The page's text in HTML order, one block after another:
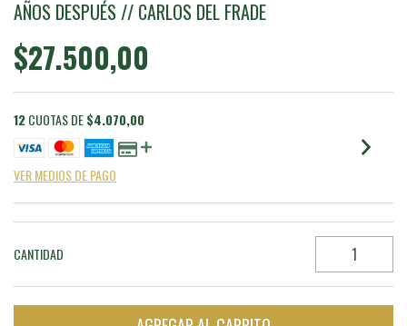
AÑOS DESPUÉS // CARLOS DEL FRADE
$27.500,00
12CUOTAS DE$4.070,00
VER MEDIOS DE PAGO
CANTIDAD